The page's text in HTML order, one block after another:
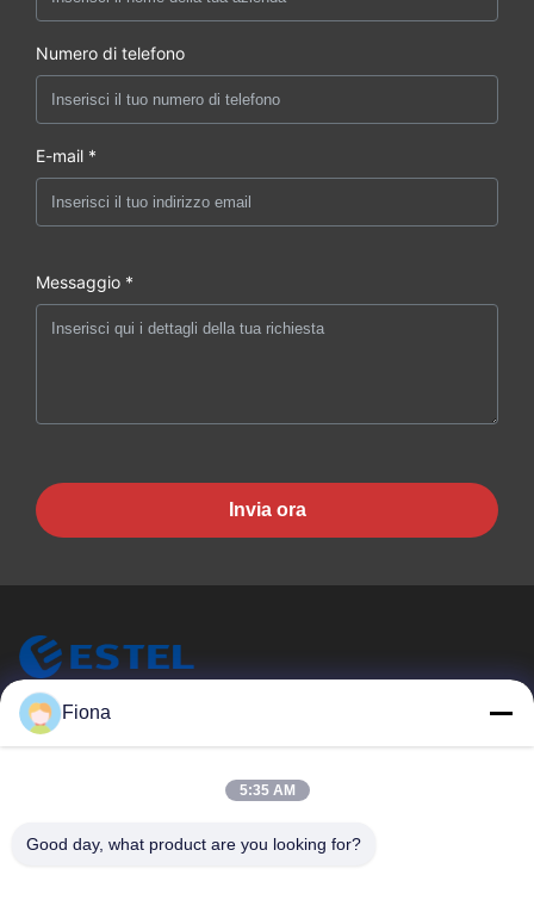
Numero di telefono
E-mail *
Messaggio *
Invia ora
ESTEL (GUANGDONG) TECHNOLOGY CO., LTD.
Casa.
Nuovo
Fiona
5:35 AM
Good day, what product are you looking for?